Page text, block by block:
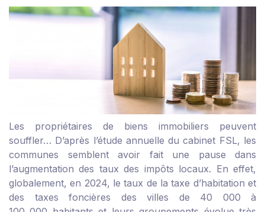
Les propriétaires de biens immobiliers peuvent
souffler… D’après l’étude annuelle du cabinet FSL, les
communes semblent avoir fait une pause dans
l’augmentation des taux des impôts locaux. En effet,
globalement, en 2024, le taux de la taxe d’habitation et
des taxes foncières des villes de 40 000 à